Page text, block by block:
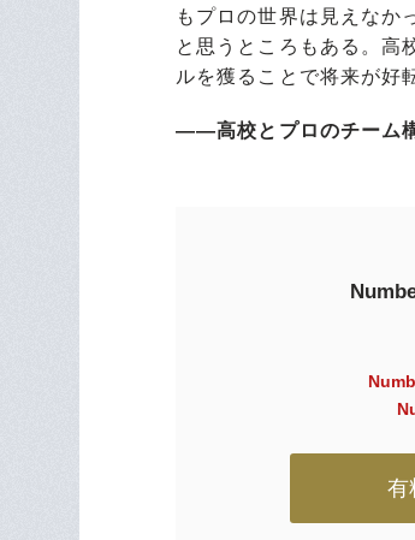
もプロの世界は見えなか
と思うところもある。高
ルを獲ることで将来が好
――高校とプロのチーム
有